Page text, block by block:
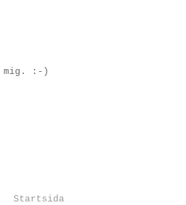
mig. :-)
Startsida